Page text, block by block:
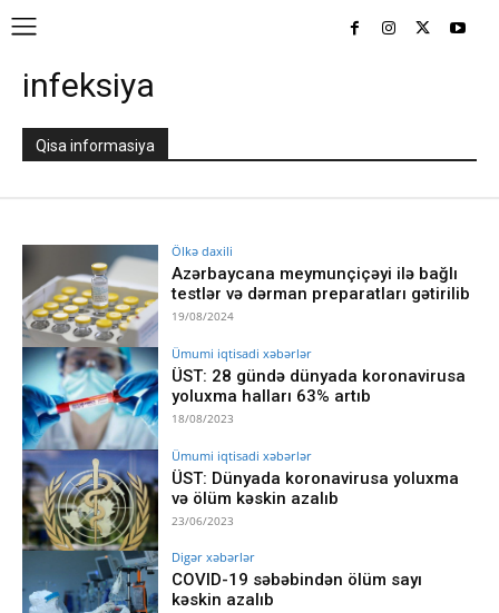
infeksiya
Qisa informasiya
Ölkə daxili
Azərbaycana meymunçiçəyi ilə bağlı
testlər və dərman preparatları gətirilib
19/08/2024
Ümumi iqtisadi xəbərlər
ÜST: 28 gündə dünyada koronavirusa
yoluxma halları 63% artıb
18/08/2023
Ümumi iqtisadi xəbərlər
ÜST: Dünyada koronavirusa yoluxma
və ölüm kəskin azalıb
23/06/2023
Digər xəbərlər
COVID-19 səbəbindən ölüm sayı
kəskin azalıb